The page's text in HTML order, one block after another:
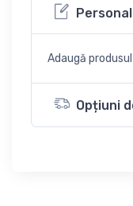
Adaugă
Opțiuni